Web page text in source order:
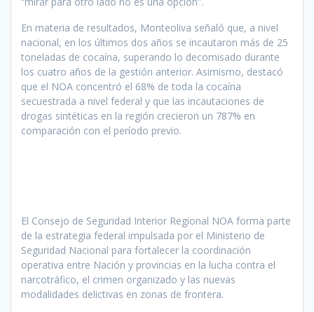
En materia de resultados, Monteoliva señaló que, a nivel
nacional, en los últimos dos años se incautaron más de 25
toneladas de cocaína, superando lo decomisado durante
los cuatro años de la gestión anterior. Asimismo, destacó
que el NOA concentró el 68% de toda la cocaína
secuestrada a nivel federal y que las incautaciones de
drogas sintéticas en la región crecieron un 787% en
comparación con el período previo.
El Consejo de Seguridad Interior Regional NOA forma parte
de la estrategia federal impulsada por el Ministerio de
Seguridad Nacional para fortalecer la coordinación
operativa entre Nación y provincias en la lucha contra el
narcotráfico, el crimen organizado y las nuevas
modalidades delictivas en zonas de frontera.